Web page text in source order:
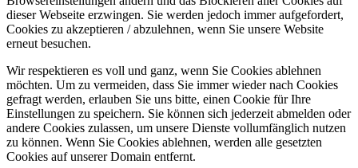
dieser Webseite erzwingen. Sie werden jedoch immer aufgefordert,
Cookies zu akzeptieren / abzulehnen, wenn Sie unsere Website
erneut besuchen.
Wir respektieren es voll und ganz, wenn Sie Cookies ablehnen
möchten. Um zu vermeiden, dass Sie immer wieder nach Cookies
gefragt werden, erlauben Sie uns bitte, einen Cookie für Ihre
Einstellungen zu speichern. Sie können sich jederzeit abmelden oder
andere Cookies zulassen, um unsere Dienste vollumfänglich nutzen
zu können. Wenn Sie Cookies ablehnen, werden alle gesetzten
Cookies auf unserer Domain entfernt.